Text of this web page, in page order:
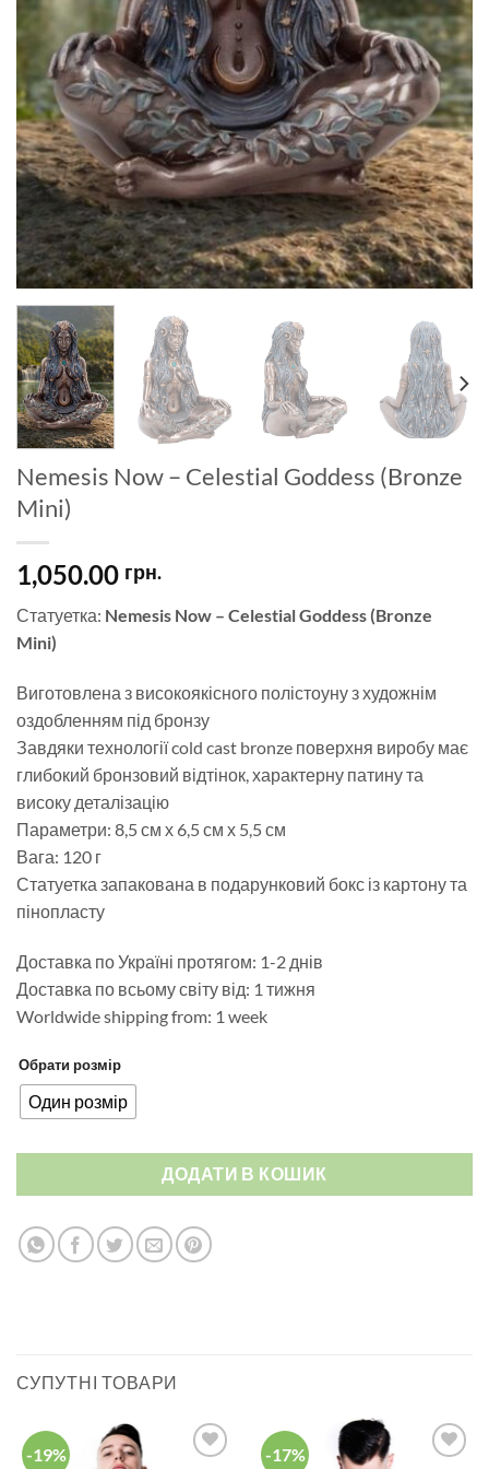
Nemesis Now – Celestial Goddess (Bronze
Mini)
1,050.00 грн.
Статуетка: Nemesis Now – Celestial Goddess (Bronze
Mini)
Виготовлена з високоякісного полістоуну з художнім
оздобленням під бронзу
Завдяки технології cold cast bronze поверхня виробу має
глибокий бронзовий відтінок, характерну патину та
високу деталізацію
Параметри: 8,5 см х 6,5 см х 5,5 см
Вага: 120 г
Статуетка запакована в подарунковий бокс із картону та
пінопласту
Доставка по Україні протягом: 1-2 днів
Доставка по всьому світу від: 1 тижня
Worldwide shipping from: 1 week
Обрати розмір
Один розмір
ДОДАТИ В КОШИК
СУПУТНІ ТОВАРИ
-19% -17%